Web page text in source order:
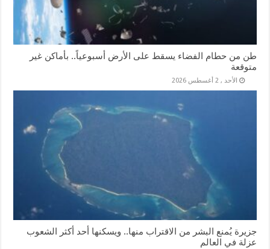
طن من حطام الفضاء يسقط على الأرض أسبوعياً.. بأماكن غير
متوقعة
الأحد , 2 أغسطس 2026
جزيرة يُمنع البشر من الاقتراب منها.. ويسكنها أحد أكثر الشعوب
عزلة في العالم